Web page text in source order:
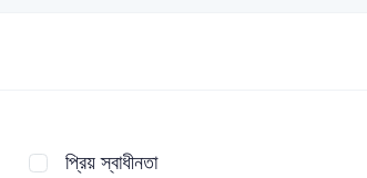
প্রিয় স্বাধীনতা